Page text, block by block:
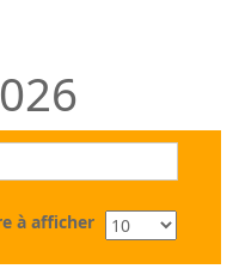
à afficher